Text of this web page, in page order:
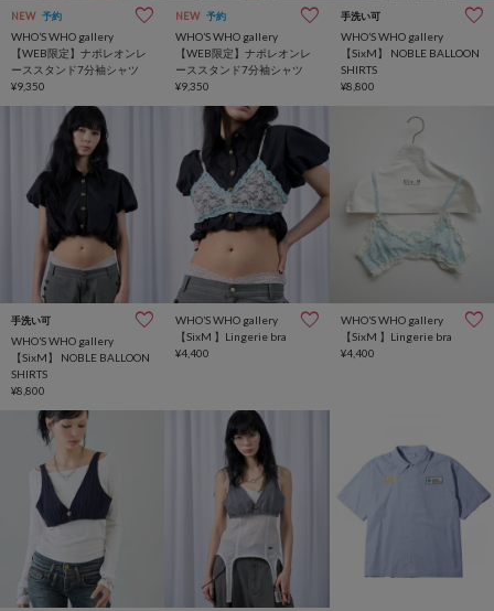
NEW 予約
WHO’S WHO gallery
【WEB限定】ナポレオンレ
ーススタンド7分袖シャツ
¥9,350
NEW 予約
WHO’S WHO gallery
【WEB限定】ナポレオンレ
ーススタンド7分袖シャツ
¥9,350
手洗い可
WHO’S WHO gallery
【SixM】 NOBLE BALLOON
SHIRTS
¥8,800
手洗い可
WHO’S WHO gallery
【SixM】 NOBLE BALLOON
SHIRTS
¥8,800
WHO’S WHO gallery
【SixM 】Lingerie bra
¥4,400
WHO’S WHO gallery
【SixM 】Lingerie bra
¥4,400